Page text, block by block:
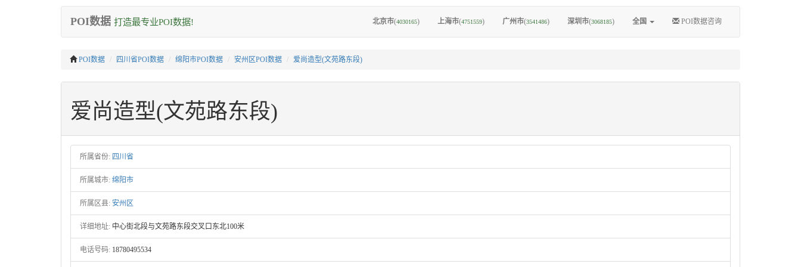
POI数据 打造最专业POI数据! 北京市(4030165) 上海市(4751559) 广州市(3541486) 深圳市(3068185) 全国 POI数据咨询
POI数据 四川省POI数据 绵阳市POI数据 安州区POI数据 爱尚造型(文苑路东段)
爱尚造型(文苑路东段)
所属省份: 四川省
所属城市: 绵阳市
所属区县: 安州区
详细地址: 中心街北段与文苑路东段交叉口东北100米
电话号码: 18780495534